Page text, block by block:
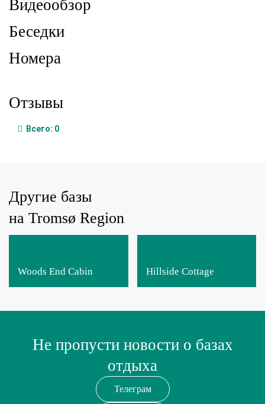
Видеообзор
Беседки
Номера
Отзывы
Всего: 0
Другие базы
на Tromsø Region
Woods End Cabin Hillside Cottage
Не пропусти новости о базах
отдыха
Телеграм